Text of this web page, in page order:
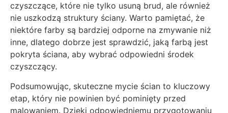
czyszczące, które nie tylko usuną brud, ale również
nie uszkodzą struktury ściany. Warto pamiętać, że
niektóre farby są bardziej odporne na zmywanie niż
inne, dlatego dobrze jest sprawdzić, jaką farbą jest
pokryta ściana, aby wybrać odpowiedni środek
czyszczący.
Podsumowując, skuteczne mycie ścian to kluczowy
etap, który nie powinien być pominięty przed
malowaniem. Dzięki odpowiedniemu przygotowaniu